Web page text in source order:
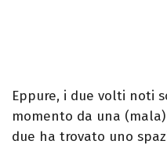
Eppure, i due volti noti
momento da una
due ha trovato uno